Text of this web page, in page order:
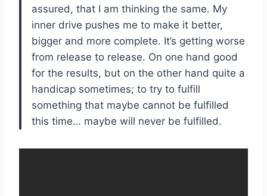
assured, that I am thinking the same. My
inner drive pushes me to make it better,
bigger and more complete. It’s getting worse
from release to release. On one hand good
for the results, but on the other hand quite a
handicap sometimes; to try to fulfill
something that maybe cannot be fulfilled
this time… maybe will never be fulfilled.